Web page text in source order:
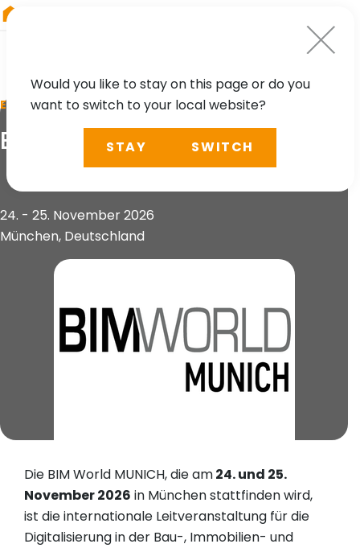
EVENT
BIM World 2026
24. - 25. November 2026
München, Deutschland
Die BIM World MUNICH, die am24. und 25.
November 2026 in München stattfinden wird,
ist die internationale Leitveranstaltung für die
Digitalisierung in der Bau-, Immobilien- und
Would you like to stay on this page or do you
want to switch to your local website?
STAY SWITCH